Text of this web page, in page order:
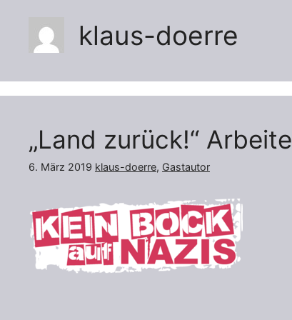
klaus-doerre
„Land zurück!“
6. März 2019 klaus-doerre, Gastautor